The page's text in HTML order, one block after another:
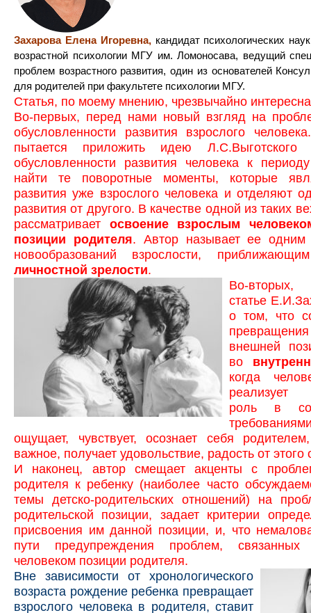
Захарова Елена Игоревна,кандидат психологических
возрастной психологии МГУ им. Ломоносава, ведущий
проблем возрастного развития, один из основателей
для родителей при факультете психологии МГУ.
Статья, по моему мнению, чрезвычайно
Во-первых, перед нами новый взгляд на
обусловленности развития взрослого
пытается приложить идею Л.С.Выготского
обусловленности развития человека к
найти те поворотные моменты, которые
развития уже взрослого человека и отделяют
развития от другого. В качестве одной из таких
рассматривает освоение взрослым
позиции родителя. Автор называет ее
новообразований взрослости,
личностной зрелости.
Во-
статье
о том, что
внешней
во
когда
реализует
роль в
ощущает, чувствует, осознает себя
важное, получает удовольствие, радость от этого
И наконец, автор смещает акценты с
родителя к ребенку (наиболее часто
темы детско-родительских отношений) на
родительской позиции, задает критерии
присвоения им данной позиции, и, что
пути предупреждения проблем,
человеком позиции родителя.
Вне зависимости от хронологического
возраста рождение ребенка превращает
взрослого человека в родителя, ставит